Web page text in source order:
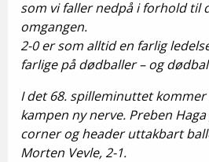
som vi faller nedpå i forhold til
omgangen.
2-0 er som alltid en farlig
farlige på dødballer – og
I det 68. spilleminuttet
kampen ny nerve. Preben
corner og header uttakbart
Morten Vevle, 2-1.